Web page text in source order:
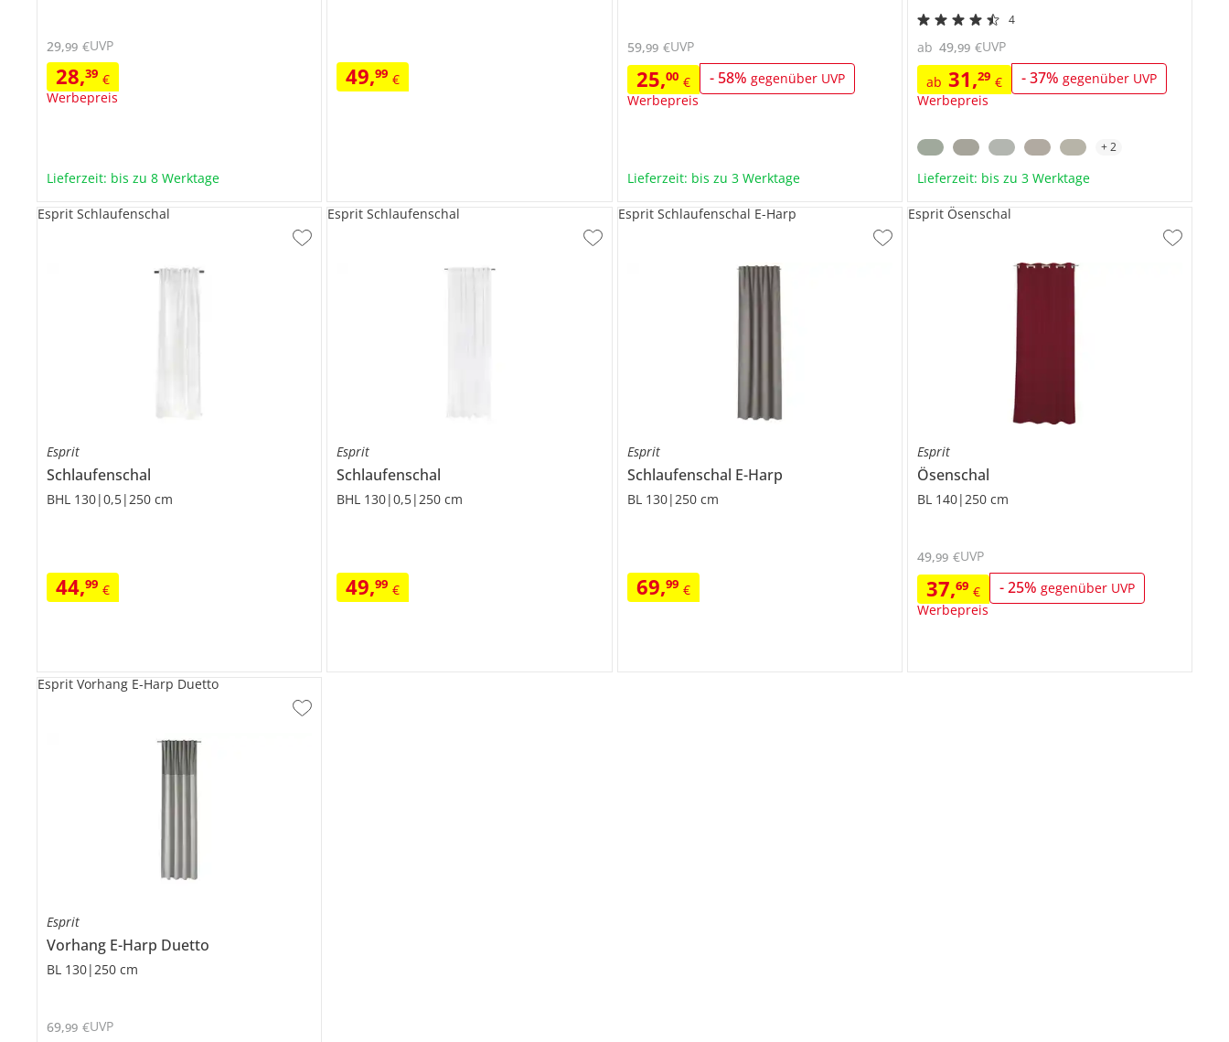
28,39 €
Werbepreis
29,99 €UVP
Lieferzeit: bis zu 8 Werktage
49,99 € 25,00 € - 58% gegenüber UVP
Werbepreis
59,99 €UVP
Lieferzeit: bis zu 3 Werktage
4
ab 31,29 € -37% gegenüber UVP
Werbepreis
ab 49,99 €UVP
+2
Lieferzeit: bis zu 3 Werktage
Esprit
Schlaufenschal
BHL 130|0,5|250 cm
44,99 €
Esprit Schlaufenschal
Esprit
Schlaufenschal
BHL 130|0,5|250 cm
49,99 €
Esprit Schlaufenschal
Esprit
Schlaufenschal E-Harp
BL 130|250 cm
69,99 €
Esprit Schlaufenschal E-Harp
Esprit
Ösenschal
BL 140|250 cm
37,69 € -25% gegenüber UVP
Werbepreis
49,99 €UVP
Esprit Ösenschal
Esprit
Vorhang E-Harp Duetto
BL 130|250 cm
69,99 €UVP
Esprit Vorhang E-Harp Duetto